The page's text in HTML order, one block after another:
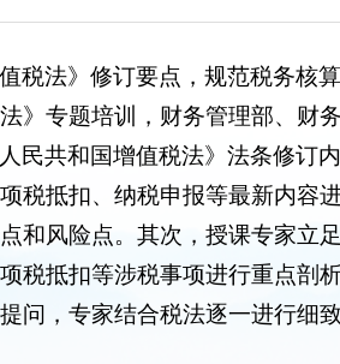
税法》修订要点，规范税务核
》专题培训，财务管理部、财
民共和国增值税法》法条修订
税抵扣、纳税申报等最新内容
和风险点。其次，授课专家立
税抵扣等涉税事项进行重点剖
问，专家结合税法逐一进行细